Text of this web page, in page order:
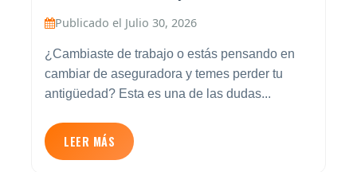
Publicado el Julio 30, 2026
¿Cambiaste de trabajo o estás pensando en
cambiar de aseguradora y temes perder tu
antigüedad? Esta es una de las dudas...
LEER MÁS